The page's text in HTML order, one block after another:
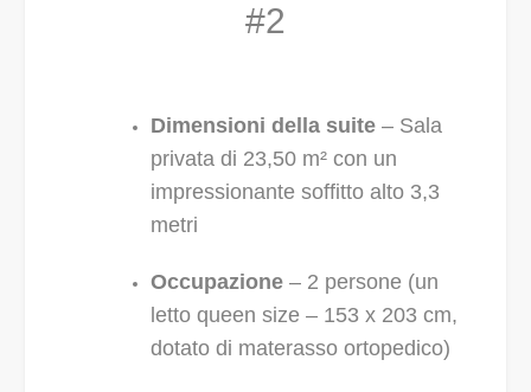
#2
Dimensioni della suite – Sala
privata di 23,50 m² con un
impressionante soffitto alto 3,3
metri
Occupazione – 2 persone (un
letto queen size – 153 x 203 cm,
dotato di materasso ortopedico)